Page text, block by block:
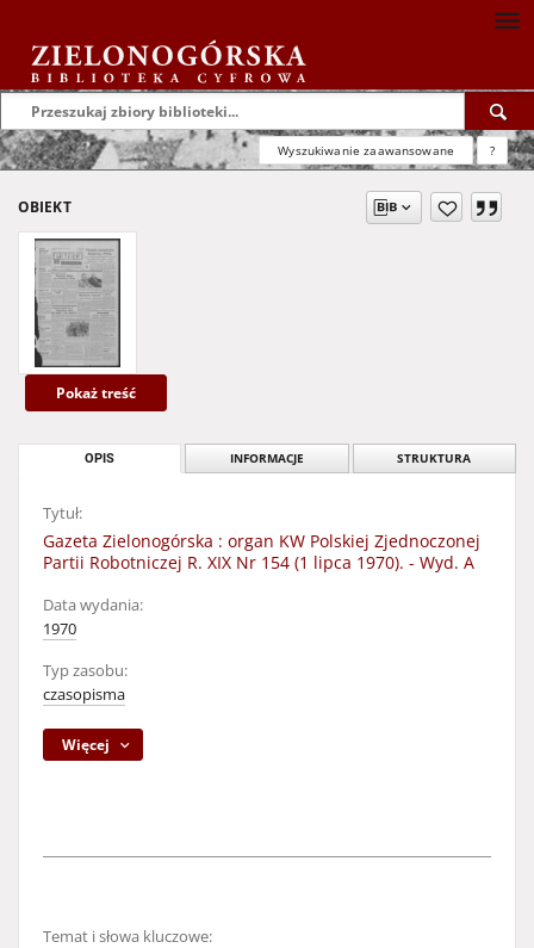
Wyszukiwanie zaawansowane ?
OBIEKT
Pokaż treść
OPIS INFORMACJE STRUKTURA
Tytuł:
Gazeta Zielonogórska : organ KW Polskiej Zjednoczonej
Partii Robotniczej R. XIX Nr 154 (1 lipca 1970). - Wyd. A
Data wydania:
1970
Typ zasobu:
czasopisma
Więcej
Temat i słowa kluczowe: